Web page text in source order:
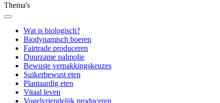
Thema's
Wat is biologisch?
Biodynamisch boeren
Fairtrade produceren
Duurzame palmolie
Bewuste verpakkingskeuzes
Suikerbewust eten
Plantaardig eten
Vitaal leven
Vogelvriendelijk produceren